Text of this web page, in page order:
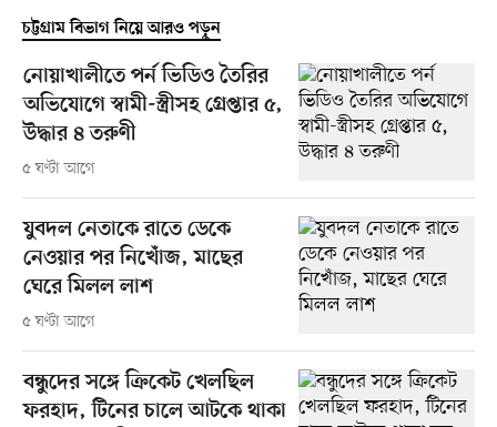
চট্টগ্রাম বিভাগ নিয়ে আরও পড়ুন
নোয়াখালীতে পর্ন ভিডিও তৈরির
অভিযোগে স্বামী-স্ত্রীসহ গ্রেপ্তার ৫,
উদ্ধার ৪ তরুণী
৫ ঘণ্টা আগে
যুবদল নেতাকে রাতে ডেকে
নেওয়ার পর নিখোঁজ, মাছের
ঘেরে মিলল লাশ
৫ ঘণ্টা আগে
বন্ধুদের সঙ্গে ক্রিকেট খেলছিল
ফরহাদ, টিনের চালে আটকে থাকা